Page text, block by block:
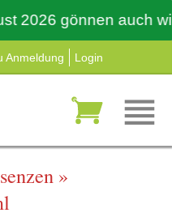
gönnen auch wir
Anmeldung Login
»